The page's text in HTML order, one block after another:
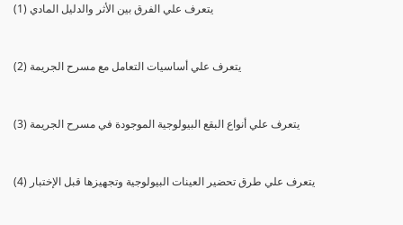
(1) يتعرف علي الفرق بين الأثر والدليل المادي
(2) يتعرف علي أساسيات التعامل مع مسرح الجريمة
(3) يتعرف علي أنواع البقع البيولوجية الموجودة في مسرح الجريمة
(4) يتعرف علي طرق تحضير العينات البيولوجية وتجهيزها قبل الإختبار